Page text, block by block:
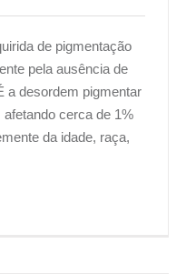
de pigmentação
pela ausência de
a desordem pigmentar
cerca de 1%
da idade, raça,